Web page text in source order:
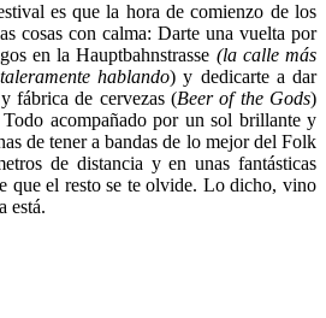
es que la hora de comienzo de los
cosas con calma: Darte una vuelta por
en la Hauptbahnstrasse (la calle más
hablando) y dedicarte a dar
fábrica de cervezas (Beer of the Gods)
acompañado por un sol brillante y
de tener a bandas de lo mejor del Folk
de distancia y en unas fantásticas
que el resto se te olvide. Lo dicho, vino
está.